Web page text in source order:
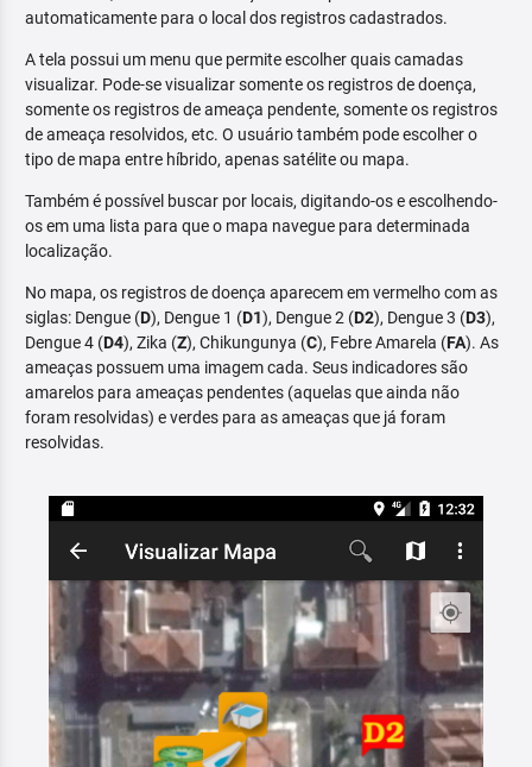
automaticamente para o local dos registros cadastrados.
A tela possui um menu que permite escolher quais camadas
visualizar. Pode-se visualizar somente os registros de doença,
somente os registros de ameaça pendente, somente os registros
de ameaça resolvidos, etc. O usuário também pode escolher o
tipo de mapa entre híbrido, apenas satélite ou mapa.
Também é possível buscar por locais, digitando-os e escolhendo-
os em uma lista para que o mapa navegue para determinada
localização.
No mapa, os registros de doença aparecem em vermelho com as
siglas: Dengue (D), Dengue 1 (D1), Dengue 2 (D2), Dengue 3 (D3),
Dengue 4 (D4), Zika (Z), Chikungunya (C), Febre Amarela (FA). As
ameaças possuem uma imagem cada. Seus indicadores são
amarelos para ameaças pendentes (aquelas que ainda não
foram resolvidas) e verdes para as ameaças que já foram
resolvidas.